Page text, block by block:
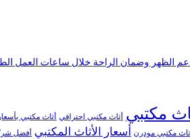
الظهر وضمان الراحة خلال ساعات العمل
مكتبي أثاث مكتبي احترافي أثاث مكتبي
مكتبي مودرن أسعار الأثاث المكتبي أفضل